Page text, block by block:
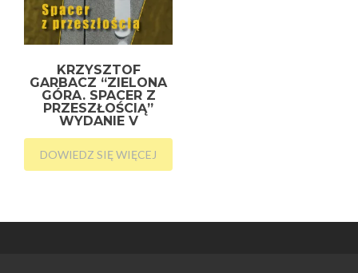
KRZYSZTOF
GARBACZ “ZIELONA
GÓRA. SPACER Z
PRZESZŁOŚCIĄ”
WYDANIE V
DOWIEDZ SIĘ WIĘCEJ